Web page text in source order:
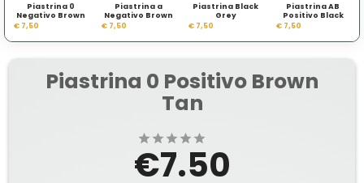
Piastrina 0
Negativo Brown
€ 7,50
Piastrina a
Negativo Brown
€ 7,50
Piastrina Black
Grey
€ 7,50
Piastrina AB
Positivo Black
€ 7,50
Piastrina 0 Positivo Brown
Tan
€7.50